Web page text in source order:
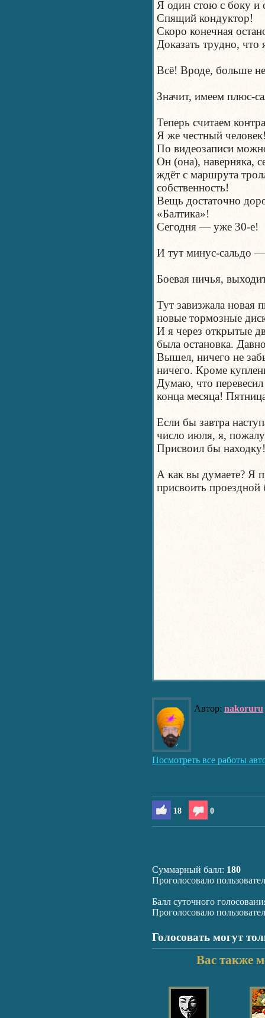
Я один стою с боку и
Спящий кондуктор!
Скоро конечная
Доказать трудно, что
Всё! Вроде, больше
Значит, имеем плюс-
Теперь считаем
Я же честный
По видеозаписи
Он (она), наверняка,
ждёт с маршрута
собственность!
Вещь достаточно
«Балтика»!
Сегодня — уже 30-е!
И тут минус-сальдо
Боевая ничья,
Тут завизжала новая
новые тормозные
И я через открытые
была остановка.
Вышел, ничего не
ничего. Кроме
Думаю, что
конца месяца!
Если бы завтра
число июля, я,
Присвоил бы находку!
А как вы думаете? Я
присвоить проездной
Автор: nakoruru
Посмотреть все работы
18 0
Суммарный балл: 180
Проголосовало
Балл суточного
Проголосовало
Голосовать могут
Вас также